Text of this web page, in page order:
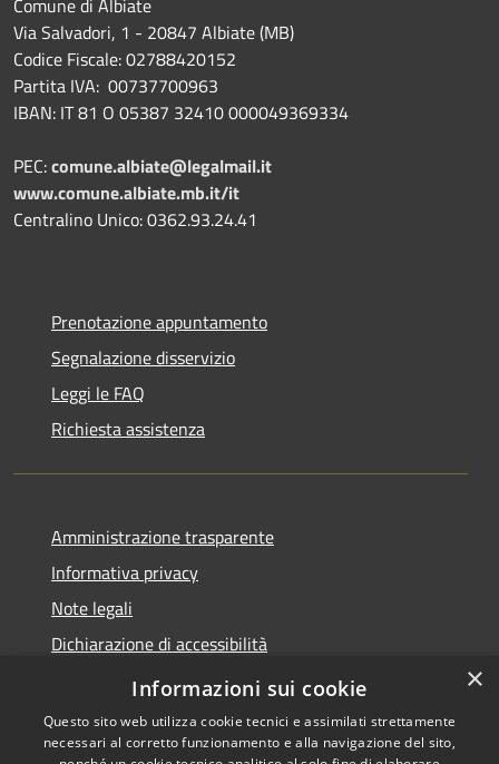
Via Salvadori, 1 - 20847 Albiate (MB)
Codice Fiscale: 02788420152
Partita IVA: 00737700963
IBAN: IT 81 O 05387 32410 000049369334
PEC:comune.albiate@legalmail.it
www.comune.albiate.mb.it/it
Centralino Unico: 0362.93.24.41
Prenotazione appuntamento
Segnalazione disservizio
Leggi le FAQ
Richiesta assistenza
Amministrazione trasparente
Informativa privacy
Note legali
Dichiarazione di accessibilità
Obbietivi di accessibilità
×
Informazioni sui cookie
Questo sito web utilizza cookie tecnici e assimilati strettamente
necessari al corretto funzionamento e alla navigazione del sito,